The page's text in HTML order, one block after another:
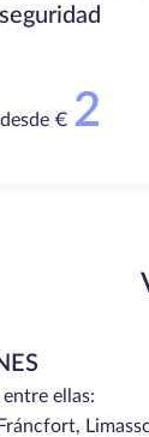
seguridad
desde € 2
ellas: